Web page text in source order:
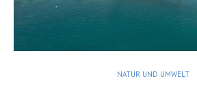
NATUR UND UMWELT